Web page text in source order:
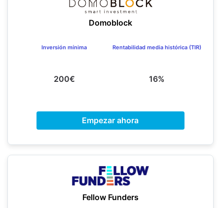
Domoblock
Inversión mínima
200€
Rentabilidad media histórica (TIR)
16%
Empezar ahora
Fellow Funders